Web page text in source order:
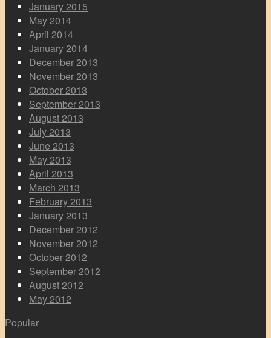
January 2015
May 2014
April 2014
January 2014
December 2013
November 2013
October 2013
September 2013
August 2013
July 2013
June 2013
May 2013
April 2013
March 2013
February 2013
January 2013
December 2012
November 2012
October 2012
September 2012
August 2012
May 2012
Popular